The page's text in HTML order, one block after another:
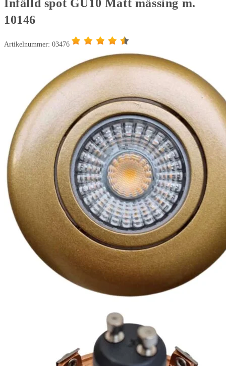
Infälld spot GU10 Matt mässing m.
10146
Artikelnummer: 03476